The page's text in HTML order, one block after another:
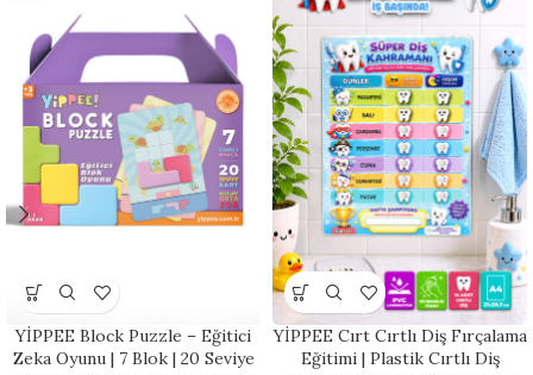
YİPPEE Block Puzzle – Eğitici
Zeka Oyunu | 7 Blok | 20 Seviye
YİPPEE Cırt Cırtlı Diş Fırçalama
Eğitimi | Plastik Cırtlı Diş